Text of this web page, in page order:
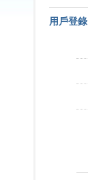
用戶登錄